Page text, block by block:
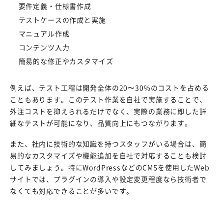
要件定義・仕様書作成
テストケースの作成と実施
マニュアル作成
コンテンツ入力
簡易的な修正やカスタマイズ
例えば、テスト工程は開発全体の20〜30%のコストを占める
こともあります。このテスト作業を自社で実施することで、
外注コストを抑えられるだけでなく、実際の業務に即した詳
細なテストが可能になり、品質向上にもつながります。
また、社内に技術的な知識を持つスタッフがいる場合は、簡
易的なカスタマイズや機能追加を自社で対応することも検討
してみましょう。特にWordPressなどのCMSを使用したWeb
サイトでは、プラグインの導入や設定変更程度なら技術者で
なくても対応できることが多いです。